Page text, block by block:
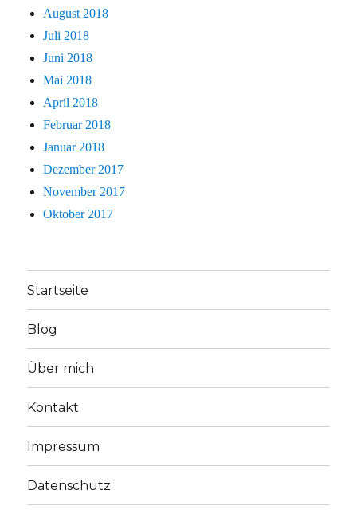
August 2018
Juli 2018
Juni 2018
Mai 2018
April 2018
Februar 2018
Januar 2018
Dezember 2017
November 2017
Oktober 2017
Startseite
Blog
Über mich
Kontakt
Impressum
Datenschutz